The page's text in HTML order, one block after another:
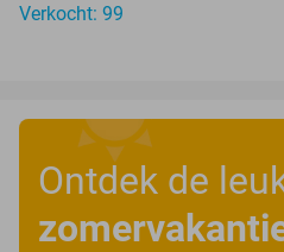
Verkocht: 99
Ontdek de